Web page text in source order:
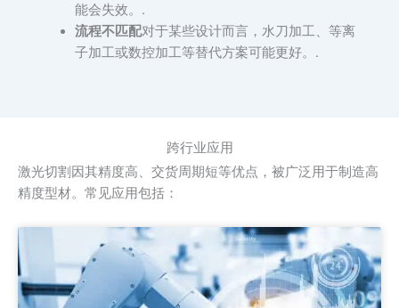
能会失效。.
流程不匹配对于某些设计而言，水刀加工、等离
子加工或数控加工等替代方案可能更好。.
跨行业应用
激光切割因其精度高、交货周期短等优点，被广泛用于制造高
精度型材。常见应用包括：